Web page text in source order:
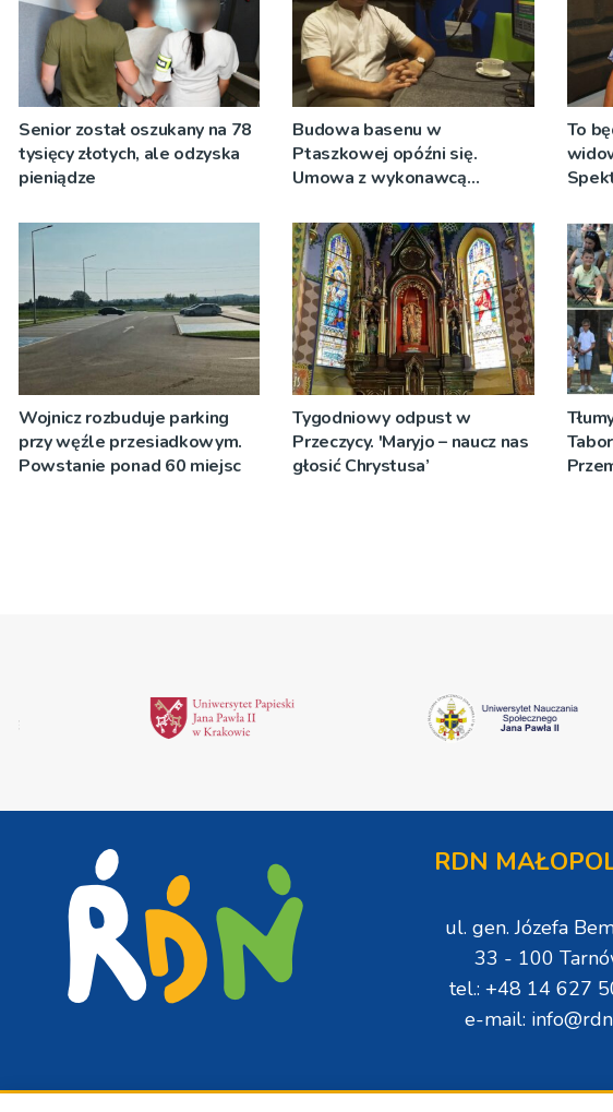
Senior został oszukany na 78
tysięcy złotych, ale odzyska
pieniądze
Budowa basenu w
Ptaszkowej opóźni się.
Umowa z wykonawcą
zostanie podpisana
To
Wojnicz rozbuduje parking
przy węźle przesiadkowym.
Powstanie ponad 60 miejsc
Tygodniowy odpust w
Przeczycy. 'Maryjo – naucz nas
głosić Chrystusa’
RDN
ul. gen. Józefa
33 - 100
tel.: +48 14 627
e-mail: